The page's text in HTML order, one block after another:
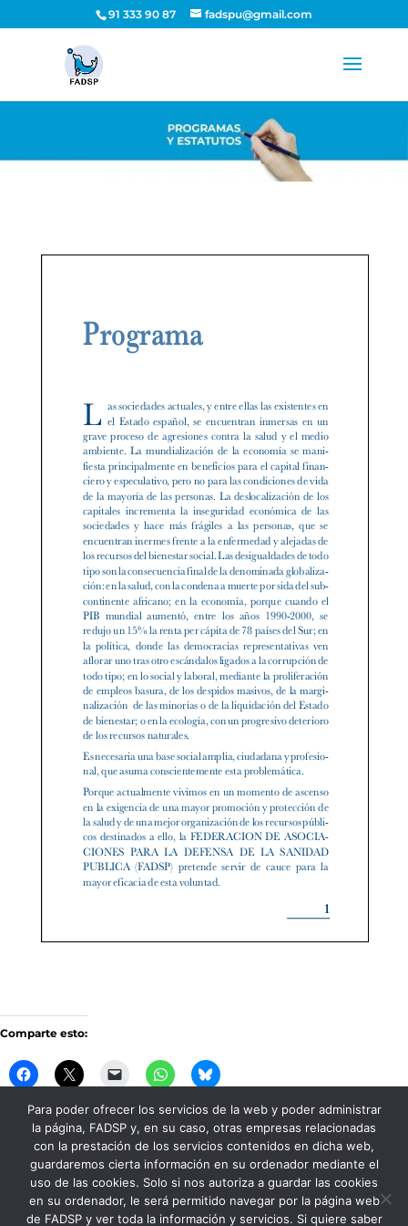
91 333 90 87 fadspu@gmail.com
Comparte esto:
Me gusta esto:
Para poder ofrecer los servicios de la web y poder administrar
la página, FADSP y, en su caso, otras empresas relacionadas
con la prestación de los servicios contenidos en dicha web,
guardaremos cierta información en su ordenador mediante el
uso de las cookies. Solo si nos autoriza a guardar las cookies
en su ordenador, le será permitido navegar por la página web
de FADSP y ver toda la información y servicios. Si quiere saber